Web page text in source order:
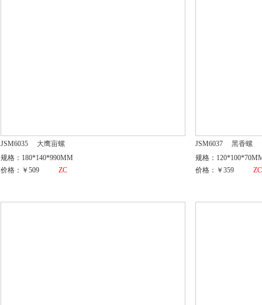
JSM6035
大鹰亩螺
规格：180*140*990MM
价格：￥509
ZC
JSM6037
黑香螺
规格：
价格：￥359
ZC